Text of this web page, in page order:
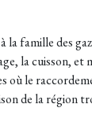
la famille des
la cuisson, et
où le
de la région